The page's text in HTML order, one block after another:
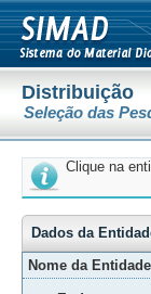
Distribuição
Seleção das
Clique na
Dados da
Nome da